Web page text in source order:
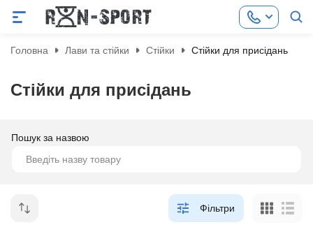
Головна Лави та стійки Стійки Стійки для присідань
Стійки для присідань
Пошук за назвою
Фільтри